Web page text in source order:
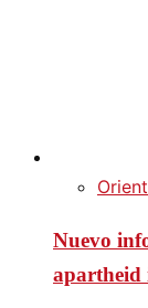
Nuevo
apartheid